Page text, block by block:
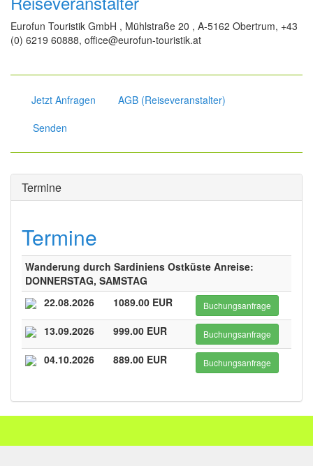
Eurofun Touristik GmbH , Mühlstraße 20 , A-5162 Obertrum, +43
(0) 6219 60888, office@eurofun-touristik.at
Jetzt Anfragen
AGB (Reiseveranstalter)
Senden
Termine
Termine
Wanderung durch Sardiniens Ostküste Anreise:
DONNERSTAG, SAMSTAG
22.08.2026
1089.00 EUR Buchungsanfrage
13.09.2026 999.00 EUR Buchungsanfrage
04.10.2026 889.00 EUR Buchungsanfrage